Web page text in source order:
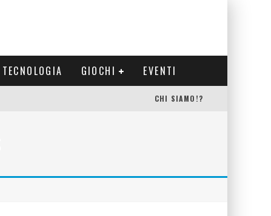
TECNOLOGIA GIOCHI EVENTI
CHI SIAMO!?